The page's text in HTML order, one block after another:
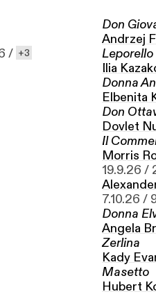
/ 3
Don
Andrzej
Leporello
Ilia
Donna
Elbenita
Don
Dovlet
Il
Morris
19.9.26 /
7.10.26 /
Donna
Angela
Zerlina
Kady
Masetto
Hubert